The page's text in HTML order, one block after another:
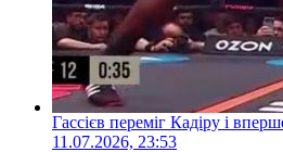
Гассієв переміг Кадіру і
11.07.2026, 23:53